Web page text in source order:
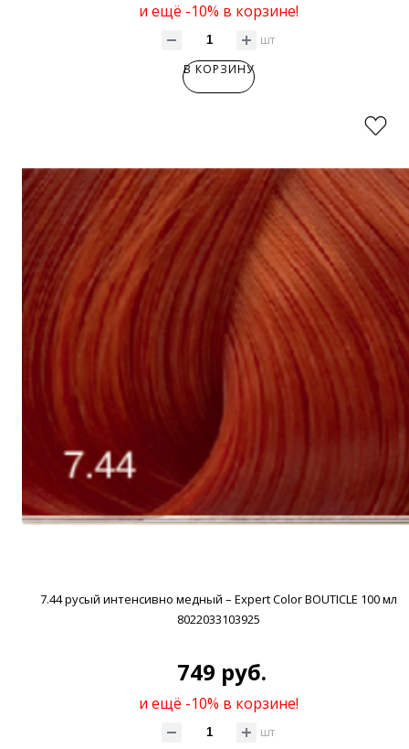
и ещё -10% в корзине!
шт
В КОРЗИНУ
7.44 русый интенсивно медный – Expert Color BOUTICLE 100 мл
8022033103925
749 руб.
и ещё -10% в корзине!
шт